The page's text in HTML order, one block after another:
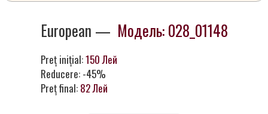
партнеромEuropean — Модель: 028_01148
Preț inițial:150 Лей
Reducere: -45%
Preț final: 82 Лей